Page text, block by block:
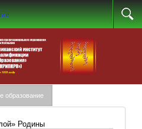
образование
Родины